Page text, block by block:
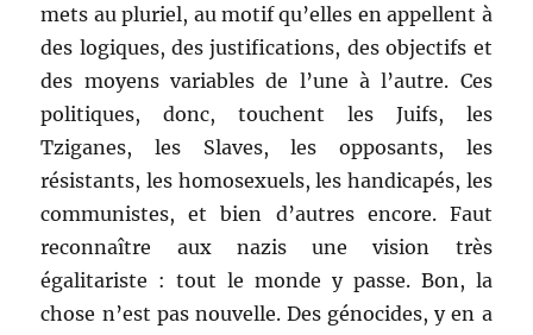
mets au pluriel, au motif qu’elles en appellent à
des logiques, des justifications, des objectifs et
des moyens variables de l’une à l’autre. Ces
politiques, donc, touchent les Juifs, les
Tziganes, les Slaves, les opposants, les
résistants, les homosexuels, les handicapés, les
communistes, et bien d’autres encore. Faut
reconnaître aux nazis une vision très
égalitariste : tout le monde y passe. Bon, la
chose n’est pas nouvelle. Des génocides, y en a